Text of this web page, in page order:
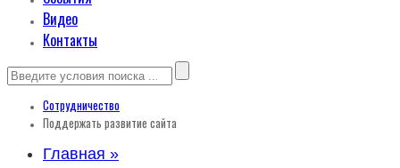
Видео
Контакты
Сотрудничество
Поддержать развитие сайта
Главная »